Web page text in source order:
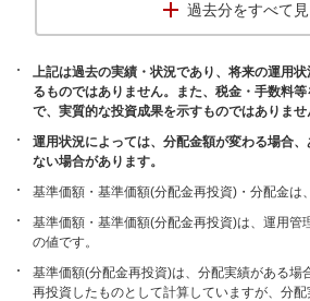
過去分をすべて見
上記は過去の実績・状況であり、将来の運用
るものではありません。また、税金・手数料
で、実質的な投資成果を示すものではありませ
運用状況によっては、分配金額が変わる場合
ない場合があります。
基準価額・基準価額(分配金再投資)・分配金は
基準価額・基準価額(分配金再投資)は、運用管
の値です。
基準価額(分配金再投資)は、分配実績がある場
再投資したものとして計算していますが、分